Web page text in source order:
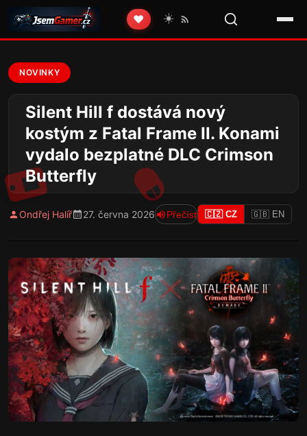
❤️ ☀️
NOVINKY
Silent Hill f dostává nový
kostým z Fatal Frame II. Konami
vydalo bezplatné DLC Crimson
Butterfly
Ondřej Halíř 27. června 2026 Přečíst 🇨🇿 CZ 🇬🇧 EN